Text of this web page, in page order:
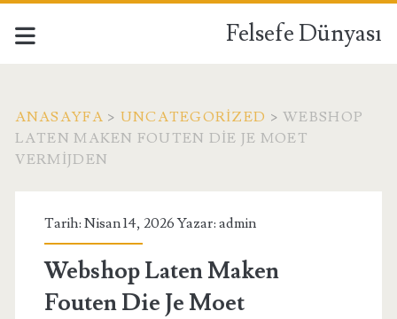
Felsefe Dünyası
ANASAYFA > UNCATEGORIZED >WEBSHOP
LATEN MAKEN FOUTEN DIE JE MOET
VERMIJDEN
Tarih: Nisan 14, 2026 Yazar: admin
Webshop Laten Maken
Fouten Die Je Moet